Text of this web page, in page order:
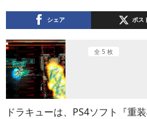
シェア ポス
全 5 枚
ドラキューは、PS4ソフト『重